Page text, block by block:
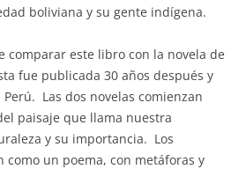
boliviana y su gente indígena.
comparar este libro con la novela de
fue publicada 30 años después y
Las dos novelas comienzan
paisaje que llama nuestra
y su importancia. Los
como un poema, con metáforas y